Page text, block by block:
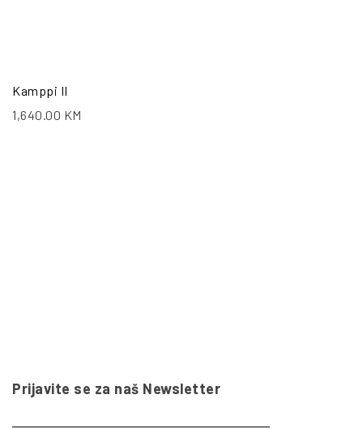
Kamppi II
1,640.00 KM
Prijavite se za naš Newsletter